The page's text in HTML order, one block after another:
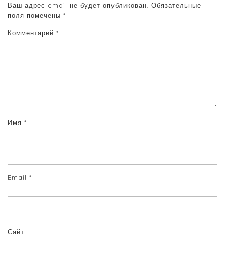
Ваш адрес email не будет опубликован.
Обязательные
поля помечены *
Комментарий *
Имя *
Email *
Сайт